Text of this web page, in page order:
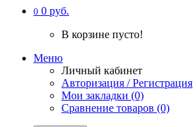
0 0 руб.
В корзине пусто!
Меню
Личный кабинет
Авторизация / Регистрация
Мои закладки (0)
Сравнение товаров (0)